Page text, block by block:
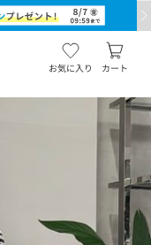
お気に入り カート